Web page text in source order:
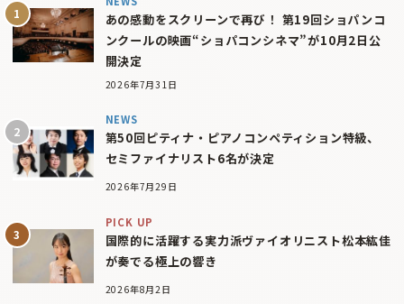
あの感動をスクリーンで再び！ 第19回ショパンコ
ンクールの映画“ショパコンシネマ”が10月2日公
開決定
2026年7月31日
NEWS
第50回ピティナ・ピアノコンペティション特級、
セミファイナリスト6名が決定
2026年7月29日
PICK UP
国際的に活躍する実力派ヴァイオリニスト松本紘佳
が奏でる極上の響き
2026年8月2日